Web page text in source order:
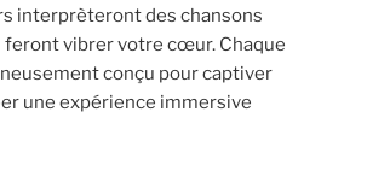
interprèteront des chansons
vibrer votre cœur. Chaque
conçu pour captiver
une expérience immersive